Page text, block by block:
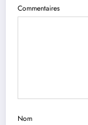
Commentaires
Nom